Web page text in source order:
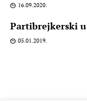
16.09.2020.
Partibrejkerski
05.01.2019.